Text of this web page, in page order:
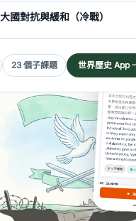
國對抗與緩和（冷戰）
23 個子課題 世界歷史 App